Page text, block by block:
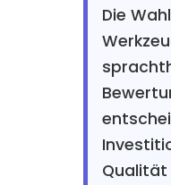
Die
Qualität